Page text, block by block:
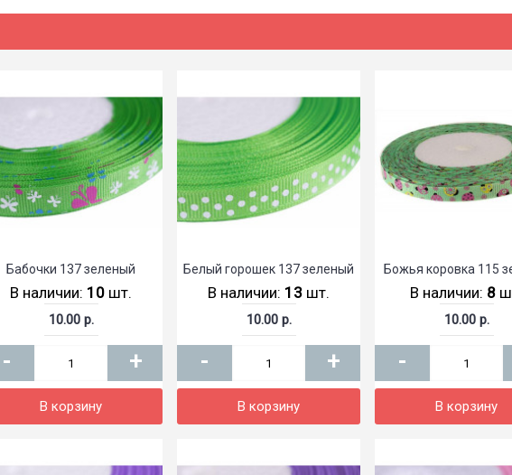
Бабочки 137 зеленый
В наличии: 10 шт.
10.00 р.
- +
В корзину
Белый горошек 137 зеленый
В наличии: 13 шт.
10.00 р.
- +
В корзину
Божья коровка 115
В наличии: 8
10.00 р.
-
В корзину